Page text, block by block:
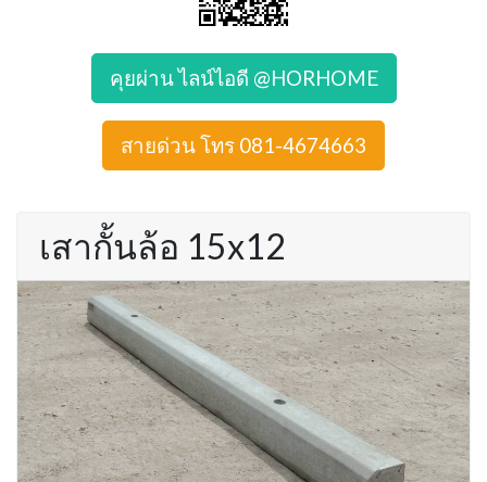
คุยผ่าน ไลน์ไอดี @HORHOME
สายด่วน โทร 081-4674663
เสากั้นล้อ 15x12